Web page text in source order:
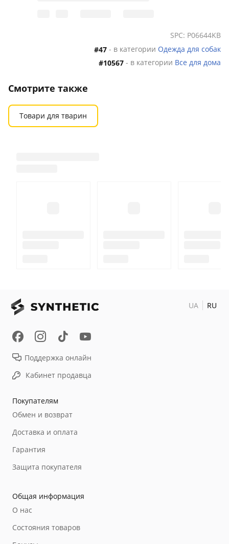
SPC: P06644KB
#47 - в категории Одежда для собак
#10567 - в категории Все для дома
Смотрите также
Товари для тварин
Покупателям
Обмен и возврат
Доставка и оплата
Гарантия
Защита покупателя
Общая информация
О нас
Состояния товаров
Поддержка онлайн
Кабинет продавца
UA RU